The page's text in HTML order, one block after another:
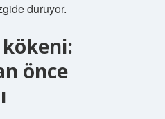
duruyor.
önce